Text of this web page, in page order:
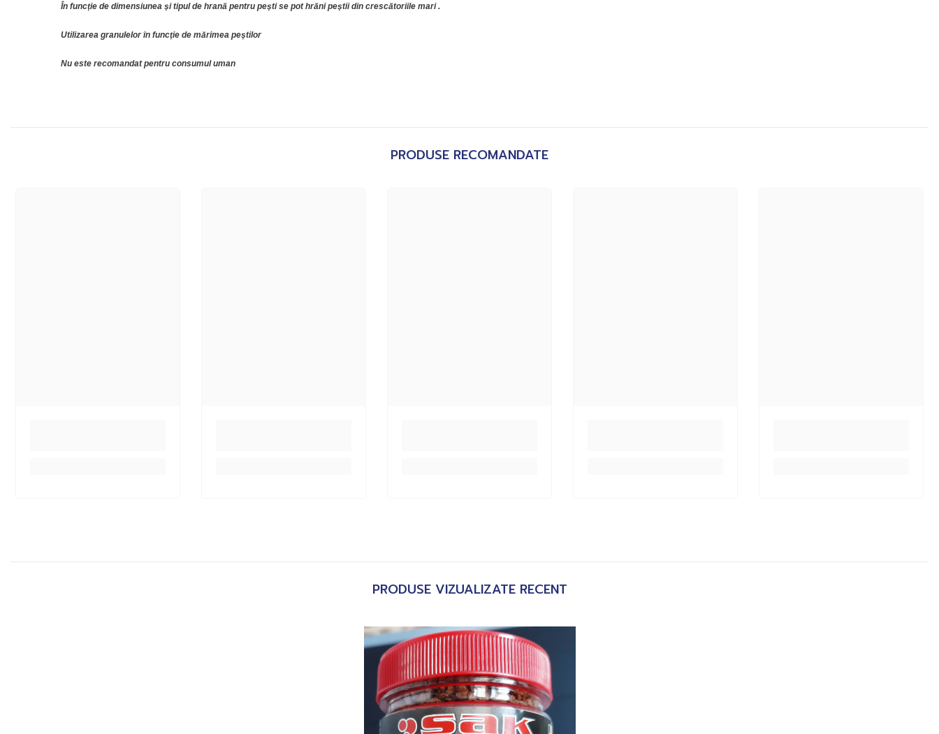
În funcție de dimensiunea și tipul de hrană pentru pești se pot hrăni peștii din crescătoriile mari .
Utilizarea granulelor în funcție de mărimea peștilor
Nu este recomandat pentru consumul uman
PRODUSE RECOMANDATE
PRODUSE VIZUALIZATE RECENT